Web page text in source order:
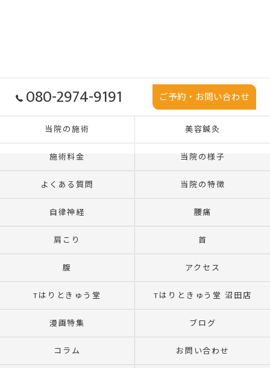
080-2974-9191 ご予約・お問い合わせ
当院の施術 美容鍼灸
施術料金 当院の様子
よくある質問 当院の特徴
自律神経 腰痛
肩こり 首
腹 アクセス
Tはりときゅう堂 Tはりときゅう堂 沼田店
漫画特集 ブログ
コラム お問い合わせ